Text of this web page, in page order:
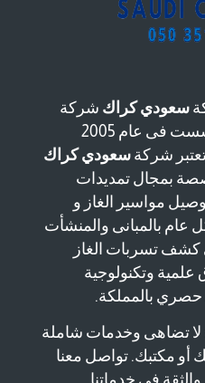
سعودي كراك شركة
ذات مسئولية محدودة تأسست فى عام 2005
شركة سعودي كراك
بمجال تمديدات
مواسير الغاز و
عام بالمبانى والمنشأت
تسربات الغاز
وتكنولوجية
بالمملكة.
لا تضاهى وخدمات شاملة
أو مكتبك. تواصل معنا